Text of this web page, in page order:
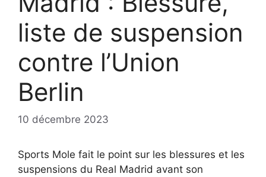
liste de suspension
contre l’Union
Berlin
10 décembre 2023
Sports Mole fait le point sur les blessures et les
suspensions du Real Madrid avant son